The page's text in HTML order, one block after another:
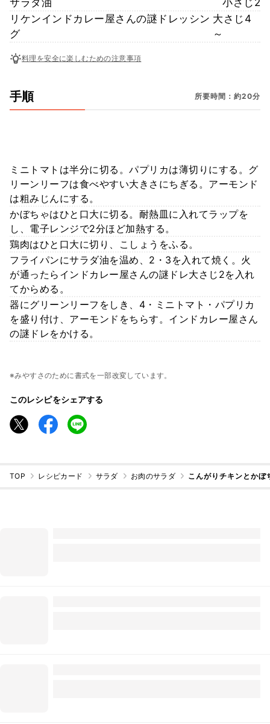
リケンインドカレー屋さんの謎ドレッシン
グ
大さじ4
～
料理を安全に楽しむための注意事項
手順 所要時間：約20分
ミニトマトは半分に切る。パプリカは薄切りにする。グ
リーンリーフは食べやすい大きさにちぎる。アーモンド
は粗みじんにする。
かぼちゃはひと口大に切る。耐熱皿に入れてラップを
し、電子レンジで2分ほど加熱する。
鶏肉はひと口大に切り、こしょうをふる。
フライパンにサラダ油を温め、2・3を入れて焼く。火
が通ったらインドカレー屋さんの謎ドレ大さじ2を入れ
てからめる。
器にグリーンリーフをしき、4・ミニトマト・パプリカ
を盛り付け、アーモンドをちらす。インドカレー屋さん
の謎ドレをかける。
※みやすさのために書式を一部改変しています。
このレシピをシェアする
TOP レシピカード サラダ お肉のサラダ こんがりチキンとかぼ